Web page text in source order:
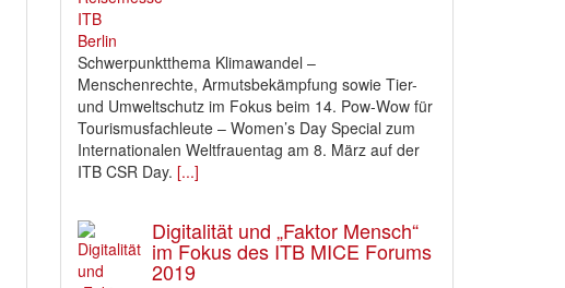
Schwerpunktthema Klimawandel –
Menschenrechte, Armutsbekämpfung sowie Tier-
und Umweltschutz im Fokus beim 14. Pow-Wow für
Tourismusfachleute – Women’s Day Special zum
Internationalen Weltfrauentag am 8. März auf der
ITB CSR Day. [...]
Digitalität und „Faktor Mensch“
im Fokus des ITB MICE Forums
2019